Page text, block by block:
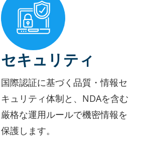
セキュリティ
国際認証に基づく品質・情報セ
キュリティ体制と、NDAを含む
厳格な運用ルールで機密情報を
保護します。